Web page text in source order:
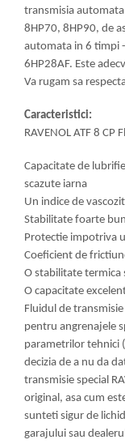
transmisia automata
8HP70, 8HP90, de
automata in 6 timpi
6HP28AF. Este
Va rugam sa
Caracteristici:
RAVENOL ATF 8 CP
Capacitate de
scazute iarna
Un indice de
Stabilitate foarte
Protectie impotriva
Coeficient de
O stabilitate termica
O capacitate
Fluidul de
pentru angrenajele
parametrilor tehnici
decizia de a nu da
transmisie special
original, asa cum
sunteti sigur de
garajului sau